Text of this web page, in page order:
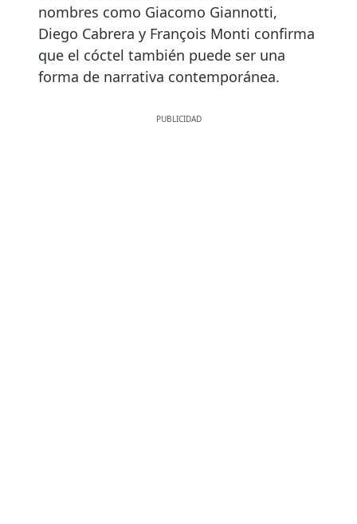
nombres como Giacomo Giannotti,
Diego Cabrera y François Monti confirma
que el cóctel también puede ser una
forma de narrativa contemporánea.